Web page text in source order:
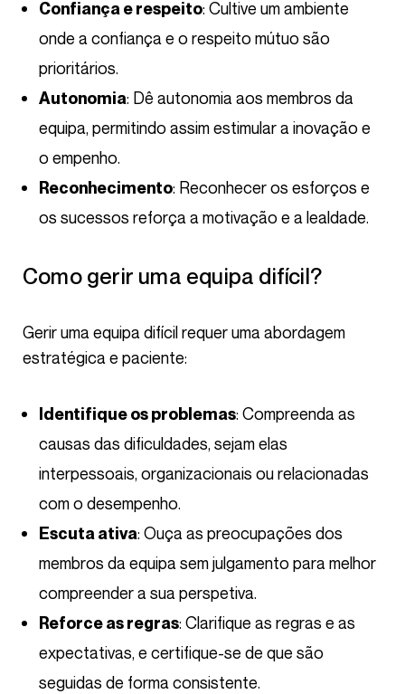
Confiança e respeito: Cultive um ambiente
onde a confiança e o respeito mútuo são
prioritários.
Autonomia: Dê autonomia aos membros da
equipa, permitindo assim estimular a inovação e
o empenho.
Reconhecimento: Reconhecer os esforços e
os sucessos reforça a motivação e a lealdade.
Como gerir uma equipa difícil?
Gerir uma equipa difícil requer uma abordagem
estratégica e paciente:
Identifique os problemas: Compreenda as
causas das dificuldades, sejam elas
interpessoais, organizacionais ou relacionadas
com o desempenho.
Escuta ativa: Ouça as preocupações dos
membros da equipa sem julgamento para melhor
compreender a sua perspetiva.
Reforce as regras: Clarifique as regras e as
expectativas, e certifique-se de que são
seguidas de forma consistente.